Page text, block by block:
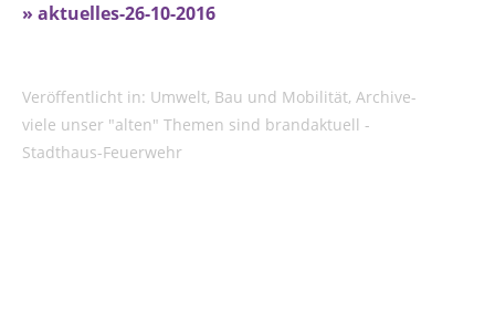
» aktuelles-26-10-2016
Veröffentlicht in: Umwelt, Bau und Mobilität, Archive-
viele unser "alten" Themen sind brandaktuell -
Stadthaus-Feuerwehr